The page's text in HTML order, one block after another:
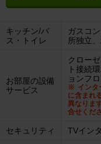
キッチン/バ
ス・トイレ
ガスコ
所独立
お部屋の設備
サービス
クロー
ト接続
ョンフ
イン
に含まれ
異なりま
合せくだ
セキュリティ TVイン